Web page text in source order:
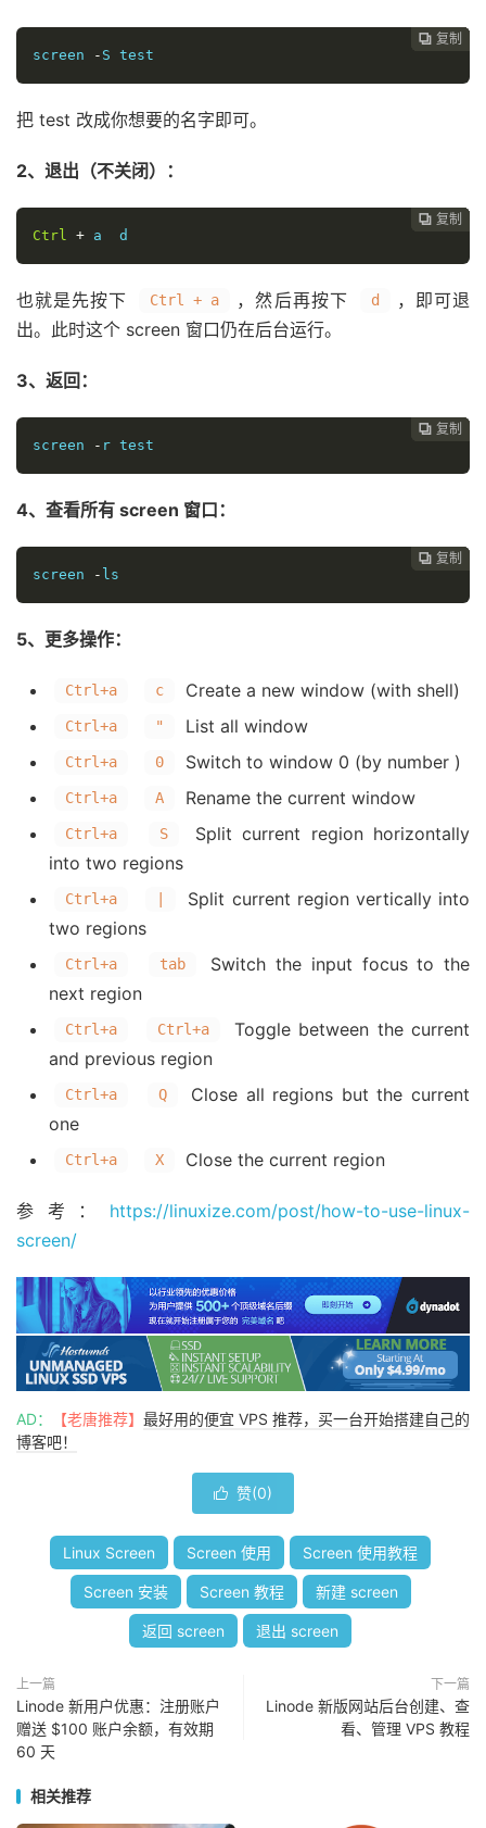
 复制
 复制
 复制
 复制
 复制
 复制
screen
- S test
把 test 改成你想要的名字即可。
2、退出（不关闭）：
 复制
 复制
 复制
 复制
 复制
Ctrl + a  d
也就是先按下 Ctrl + a ，然后再按下 d
，即可退
出。此时这个 screen 窗口仍在后台运行。
3、返回：
 复制
 复制
 复制
 复制
screen
- r test
4、查看所有 screen 窗口：
 复制
 复制
 复制
screen
- ls
5、更多操作：
Ctrl+a c Create a new window (with shell)
Ctrl+a " List all window
Ctrl+a 0 Switch to window 0 (by number )
Ctrl+a A Rename the current window
Ctrl+a S
Split current region horizontally
into two regions
Ctrl+a
Split current region vertically into
two regions
Ctrl+a tab
Switch the input focus to the
next region
Ctrl+a Ctrl+a
Toggle between the current
and previous region
Ctrl+a Q
Close all regions but the current
one
Ctrl+a X Close the current region
参考： https://linuxize.com/post/how-to-use-linux-
screen/
AD： 【老唐推荐】 最好用的便宜 VPS 推荐，买一台开始搭建自己的
博客吧！
 赞(0)
Linux Screen Screen 使用 Screen 使用教程
Screen 安装 Screen 教程 新建 screen
返回 screen 退出 screen
上一篇
Linode 新用户优惠：注册账户
赠送 $100 账户余额，有效期
60 天
下一篇
Linode 新版网站后台创建、查
看、管理 VPS 教程
相关推荐